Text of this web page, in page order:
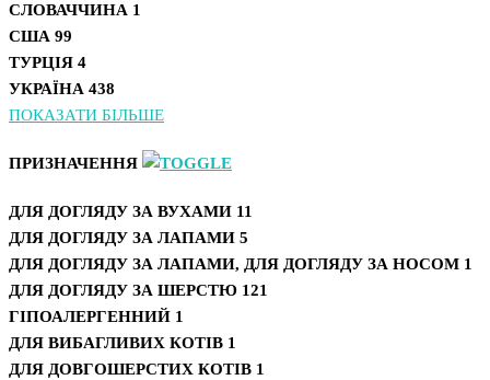
СЛОВАЧЧИНА 1
США 99
ТУРЦІЯ 4
УКРАЇНА 438
ПОКАЗАТИ БІЛЬШЕ
ПРИЗНАЧЕННЯ
ДЛЯ ДОГЛЯДУ ЗА ВУХАМИ 11
ДЛЯ ДОГЛЯДУ ЗА ЛАПАМИ 5
ДЛЯ ДОГЛЯДУ ЗА ЛАПАМИ, ДЛЯ ДОГЛЯДУ ЗА НОСОМ 1
ДЛЯ ДОГЛЯДУ ЗА ШЕРСТЮ 121
ГІПОАЛЕРГЕННИЙ 1
ДЛЯ ВИБАГЛИВИХ КОТІВ 1
ДЛЯ ДОВГОШЕРСТИХ КОТІВ 1